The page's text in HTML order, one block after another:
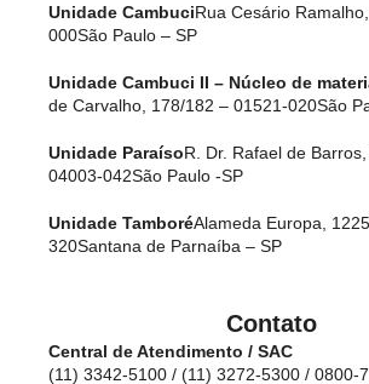
Unidade CambuciRua Cesário
000São Paulo – SP
Unidade Cambuci II – Núcleo de
de Carvalho, 178/182 – 01521-020São
Unidade ParaísoR. Dr. Rafael de
04003-042São Paulo -SP
Unidade TamboréAlameda Europa,
320Santana de Parnaíba – SP
Contato
Central de Atendimento / SAC
(11) 3342-5100 / (11) 3272-5300 / 0800-